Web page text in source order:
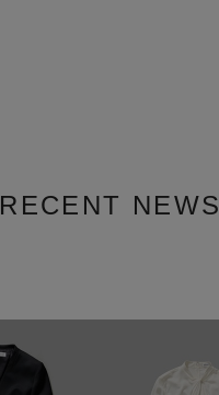
RECENT NEWS